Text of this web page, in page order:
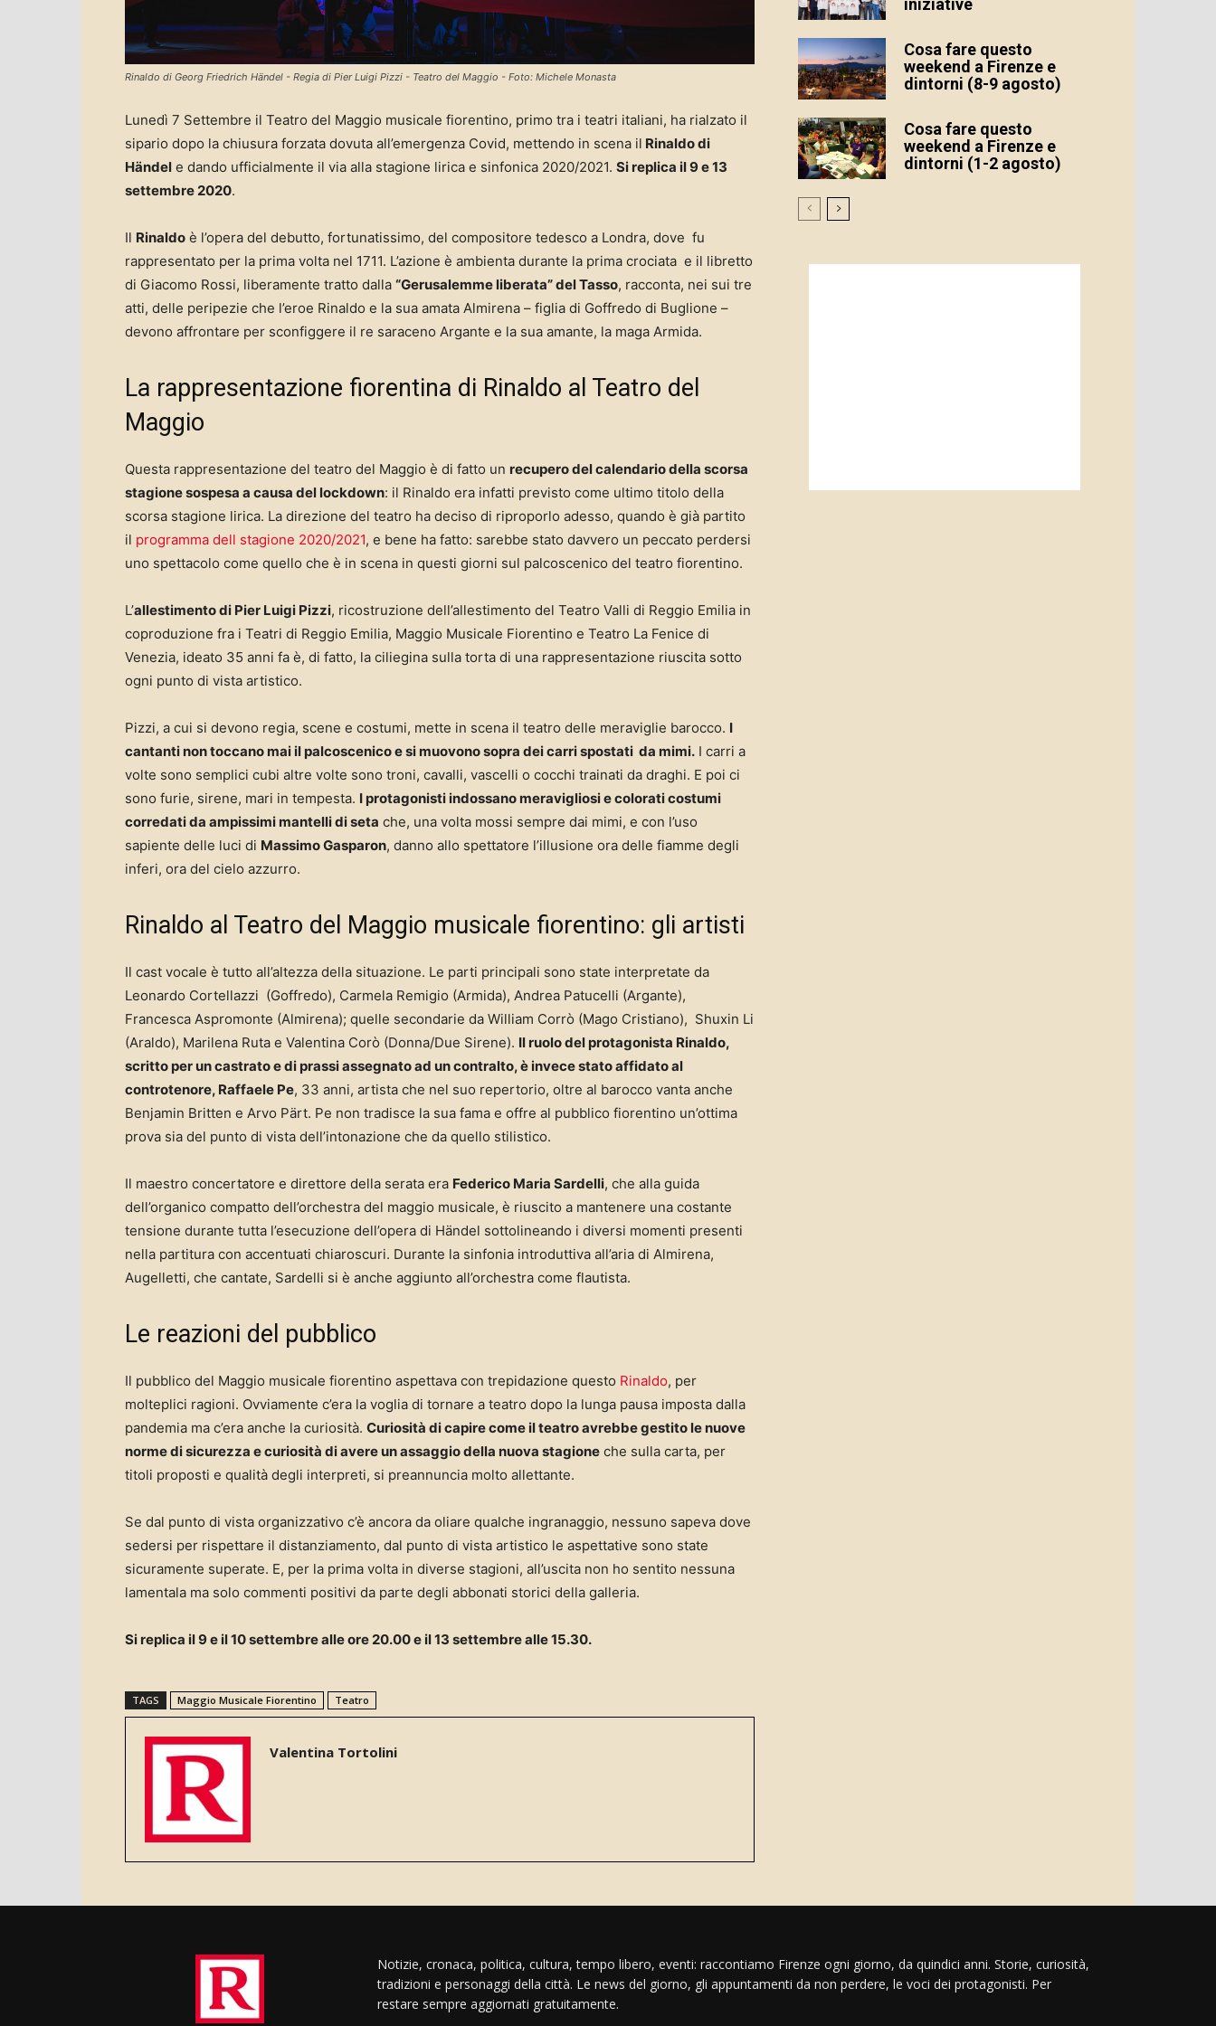
Rinaldo di Georg Friedrich Händel - Regia di Pier Luigi Pizzi - Teatro del Maggio - Foto: Michele Monasta
Lunedì 7 Settembre il Teatro del Maggio musicale fiorentino, primo tra i teatri italiani, ha rialzato il
sipario dopo la chiusura forzata dovuta all’emergenza Covid, mettendo in scena il Rinaldo di
Händel e dando ufficialmente il via alla stagione lirica e sinfonica 2020/2021. Si replica il 9 e 13
settembre 2020.
Il Rinaldo è l’opera del debutto, fortunatissimo, del compositore tedesco a Londra, dove fu
rappresentato per la prima volta nel 1711. L’azione è ambienta durante la prima crociata e il libretto
di Giacomo Rossi, liberamente tratto dalla “Gerusalemme liberata” del Tasso, racconta, nei sui tre
atti, delle peripezie che l’eroe Rinaldo e la sua amata Almirena – figlia di Goffredo di Buglione –
devono affrontare per sconfiggere il re saraceno Argante e la sua amante, la maga Armida.
La rappresentazione fiorentina di Rinaldo al Teatro del
Maggio
Questa rappresentazione del teatro del Maggio è di fatto un recupero del calendario della scorsa
stagione sospesa a causa del lockdown: il Rinaldo era infatti previsto come ultimo titolo della
scorsa stagione lirica. La direzione del teatro ha deciso di riproporlo adesso, quando è già partito
il programma dell stagione 2020/2021, e bene ha fatto: sarebbe stato davvero un peccato perdersi
uno spettacolo come quello che è in scena in questi giorni sul palcoscenico del teatro fiorentino.
L’allestimento di Pier Luigi Pizzi, ricostruzione dell’allestimento del Teatro Valli di Reggio Emilia in
coproduzione fra i Teatri di Reggio Emilia, Maggio Musicale Fiorentino e Teatro La Fenice di
Venezia, ideato 35 anni fa è, di fatto, la ciliegina sulla torta di una rappresentazione riuscita sotto
ogni punto di vista artistico.
Pizzi, a cui si devono regia, scene e costumi, mette in scena il teatro delle meraviglie barocco. I
cantanti non toccano mai il palcoscenico e si muovono sopra dei carri spostati da mimi. I carri a
volte sono semplici cubi altre volte sono troni, cavalli, vascelli o cocchi trainati da draghi. E poi ci
sono furie, sirene, mari in tempesta. I protagonisti indossano meravigliosi e colorati costumi
corredati da ampissimi mantelli di seta che, una volta mossi sempre dai mimi, e con l’uso
sapiente delle luci di Massimo Gasparon, danno allo spettatore l’illusione ora delle fiamme degli
inferi, ora del cielo azzurro.
Rinaldo al Teatro del Maggio musicale fiorentino: gli artisti
Il cast vocale è tutto all’altezza della situazione. Le parti principali sono state interpretate da
Leonardo Cortellazzi (Goffredo), Carmela Remigio (Armida), Andrea Patucelli (Argante),
Francesca Aspromonte (Almirena); quelle secondarie da William Corrò (Mago Cristiano), Shuxin Li
(Araldo), Marilena Ruta e Valentina Corò (Donna/Due Sirene). Il ruolo del protagonista Rinaldo,
scritto per un castrato e di prassi assegnato ad un contralto, è invece stato affidato al
controtenore, Raffaele Pe, 33 anni, artista che nel suo repertorio, oltre al barocco vanta anche
Benjamin Britten e Arvo Pärt. Pe non tradisce la sua fama e offre al pubblico fiorentino un’ottima
prova sia del punto di vista dell’intonazione che da quello stilistico.
Il maestro concertatore e direttore della serata era Federico Maria Sardelli, che alla guida
dell’organico compatto dell’orchestra del maggio musicale, è riuscito a mantenere una costante
tensione durante tutta l’esecuzione dell’opera di Händel sottolineando i diversi momenti presenti
nella partitura con accentuati chiaroscuri. Durante la sinfonia introduttiva all’aria di Almirena,
Augelletti, che cantate, Sardelli si è anche aggiunto all’orchestra come flautista.
Le reazioni del pubblico
Il pubblico del Maggio musicale fiorentino aspettava con trepidazione questo Rinaldo, per
molteplici ragioni. Ovviamente c’era la voglia di tornare a teatro dopo la lunga pausa imposta dalla
pandemia ma c’era anche la curiosità. Curiosità di capire come il teatro avrebbe gestito le nuove
norme di sicurezza e curiosità di avere un assaggio della nuova stagione che sulla carta, per
titoli proposti e qualità degli interpreti, si preannuncia molto allettante.
Se dal punto di vista organizzativo c’è ancora da oliare qualche ingranaggio, nessuno sapeva dove
sedersi per rispettare il distanziamento, dal punto di vista artistico le aspettative sono state
sicuramente superate. E, per la prima volta in diverse stagioni, all’uscita non ho sentito nessuna
lamentala ma solo commenti positivi da parte degli abbonati storici della galleria.
Si replica il 9 e il 10 settembre alle ore 20.00 e il 13 settembre alle 15.30.
TAGS Maggio Musicale Fiorentino Teatro
Valentina Tortolini
iniziative
Cosa fare questo
weekend a Firenze e
dintorni (8-9 agosto)
Cosa fare questo
weekend a Firenze e
dintorni (1-2 agosto)
Notizie, cronaca, politica, cultura, tempo libero, eventi: raccontiamo Firenze ogni giorno, da quindici anni. Storie, curiosità,
tradizioni e personaggi della città. Le news del giorno, gli appuntamenti da non perdere, le voci dei protagonisti. Per
restare sempre aggiornati gratuitamente.